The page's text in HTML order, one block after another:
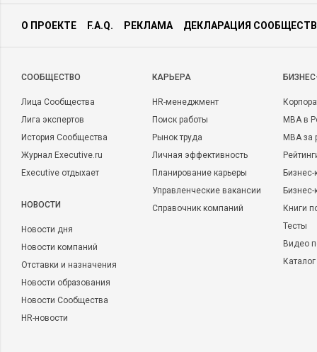
О ПРОЕКТЕ F.A.Q. РЕКЛАМА ДЕКЛАРАЦИЯ
CООБЩЕСТВО
Лица Сообщества
Лига экспертов
История Сообщества
Журнал Executive.ru
Executive отдыхает
НОВОСТИ
Новости дня
Новости компаний
Отставки и назначения
Новости образования
Новости Сообщества
HR-новости
КАРЬЕРА
HR-менеджмент
Поиск работы
Рынок труда
Личная эффективность
Планирование карьеры
Управленческие вакансии
Справочник компаний
MBA в
MBA
Бизнес-
Книги
Тесты
Видео